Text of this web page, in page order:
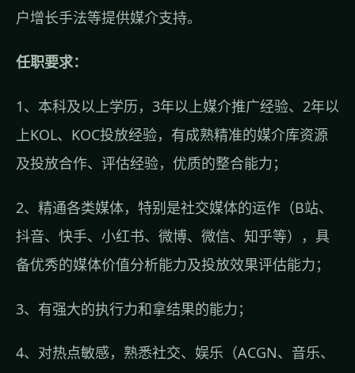
户增长手法等提供媒介支持。
任职要求：
1、本科及以上学历，3年以上媒介推广经验、2年以
上KOL、KOC投放经验，有成熟精准的媒介库资源
及投放合作、评估经验，优质的整合能力；
2、精通各类媒体，特别是社交媒体的运作（B站、
抖音、快手、小红书、微博、微信、知乎等），具
备优秀的媒体价值分析能力及投放效果评估能力；
3、有强大的执行力和拿结果的能力；
4、对热点敏感，熟悉社交、娱乐（ACGN、音乐、